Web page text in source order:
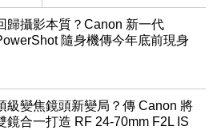
歸攝影本質？Canon 新一代
隨身機傳今年底前現身
級變焦鏡頭新變局？傳 Canon 將
鏡合一打造 RF 24-70mm F2L IS